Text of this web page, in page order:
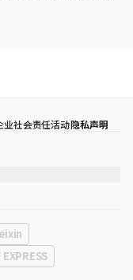
业社会责任活动隐私声明
成洞， coex)
EXPRESS